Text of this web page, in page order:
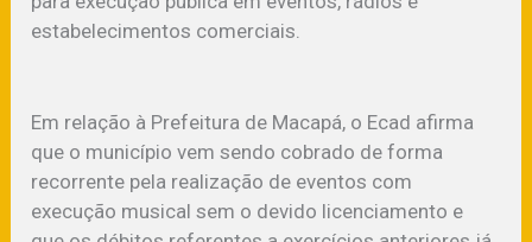
estabelecimentos comerciais.
Em relação à Prefeitura de Macapá, o Ecad afirma
que o município vem sendo cobrado de forma
recorrente pela realização de eventos com
execução musical sem o devido licenciamento e